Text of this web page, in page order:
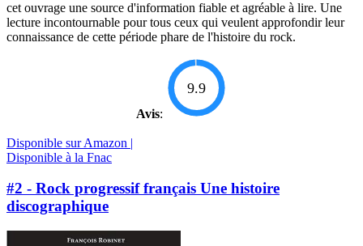
cet ouvrage une source d'information fiable et agréable à lire. Une
lecture incontournable pour tous ceux qui veulent approfondir leur
connaissance de cette période phare de l'histoire du rock.
Avis:
9.9
Disponible sur Amazon |
Disponible à la Fnac
#2 - Rock progressif français Une histoire
discographique